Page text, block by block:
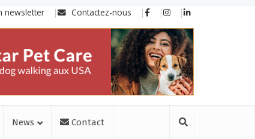
newsletter Contactez-nous
News Contact